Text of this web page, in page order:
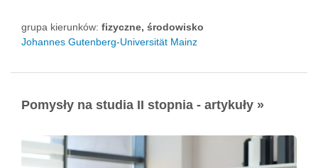
grupa kierunków: fizyczne, środowisko
Johannes Gutenberg-Universität Mainz
Pomysły na studia II stopnia - artykuły »